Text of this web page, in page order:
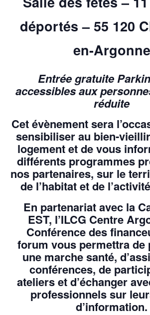
déportés – 55 120
en-Argonne
Entrée gratuite
accessibles aux
réduite
Cet évènement sera
sensibiliser au bien-
logement et de vous
différents programmes
nos partenaires, sur le
de l’habitat et de
En partenariat avec la
EST, l’ILCG Centre
Conférence des
forum vous permettra de
une marche santé,
conférences, de
ateliers et d’échanger
professionnels sur
d’information.